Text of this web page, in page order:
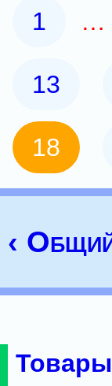
1 …
13
18
‹